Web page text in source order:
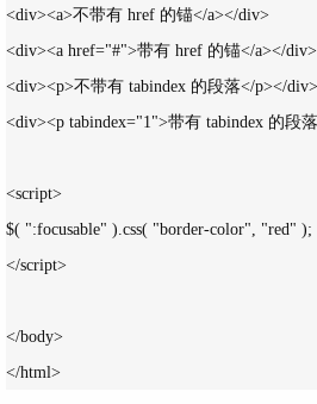
<div><a>不带有 href 的锚</a></div>
<div><a href="#">带有 href 的锚</a></div>
<div><p>不带有 tabindex 的段落</p></div>
<div><p tabindex="1">带有 tabindex 的段
<script>
$( ":focusable" ).css( "border-color", "red" );
</script>
</body>